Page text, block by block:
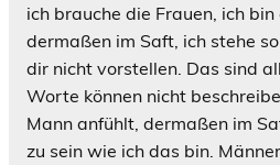
ich brauche die Frauen, ich
dermaßen im Saft, ich stehe
dir nicht vorstellen. Das sind
Worte können nicht
Mann anfühlt, dermaßen im
zu sein wie ich das bin.